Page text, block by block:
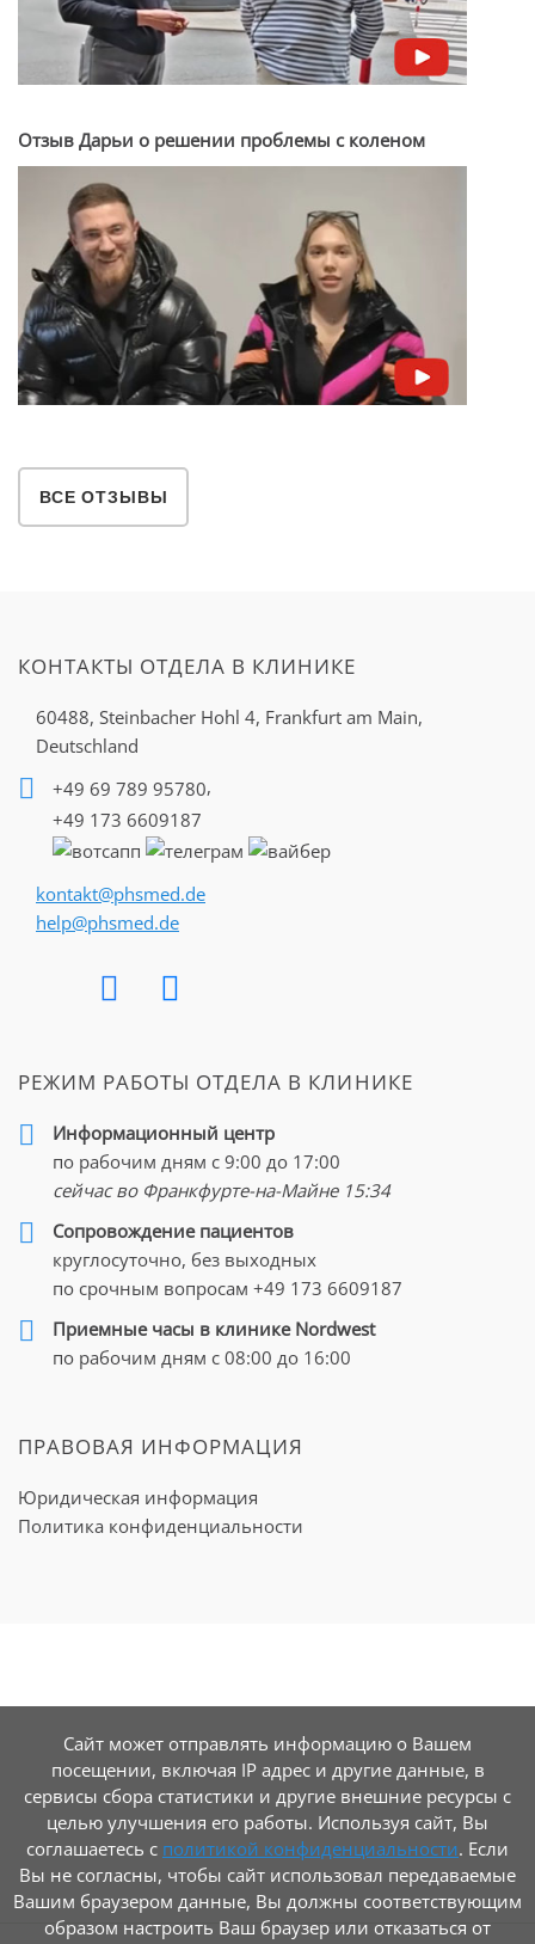
Отзыв Дарьи о решении проблемы с коленом
ВСЕ ОТЗЫВЫ
КОНТАКТЫ ОТДЕЛА В КЛИНИКЕ
60488, Steinbacher Hohl 4, Frankfurt am Main,
Deutschland
+49 69 789 95780,
+49 173 6609187
kontakt@phsmed.de
help@phsmed.de
РЕЖИМ РАБОТЫ ОТДЕЛА В КЛИНИКЕ
Информационный центр
по рабочим дням с 9:00 до 17:00
сейчас во Франкфурте-на-Майне 15:34
Cопровождение пациентов
круглосуточно, без выходных
по срочным вопросам +49 173 6609187
Приемные часы в клинике Nordwest
по рабочим дням с 08:00 до 16:00
ПРАВОВАЯ ИНФОРМАЦИЯ
Юридическая информация
Политика конфиденциальности
Сайт может отправлять информацию о Вашем
посещении, включая IP адрес и другие данные, в
сервисы сбора статистики и другие внешние ресурсы с
целью улучшения его работы. Используя сайт, Вы
соглашаетесь с политикой конфиденциальности. Если
Вы не согласны, чтобы сайт использовал передаваемые
Вашим браузером данные, Вы должны соответствующим
образом настроить Ваш браузер или отказаться от